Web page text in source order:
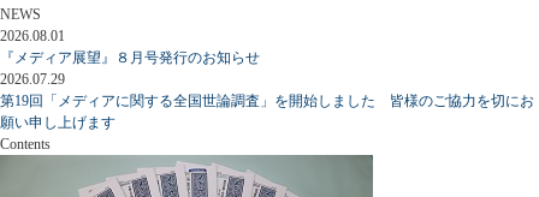
NEWS
2026.08.01
『メディア展望』８月号発行のお知らせ
2026.07.29
第19回「メディアに関する全国世論調査」を開始しました 皆様のご協力を切にお
願い申し上げます
Contents